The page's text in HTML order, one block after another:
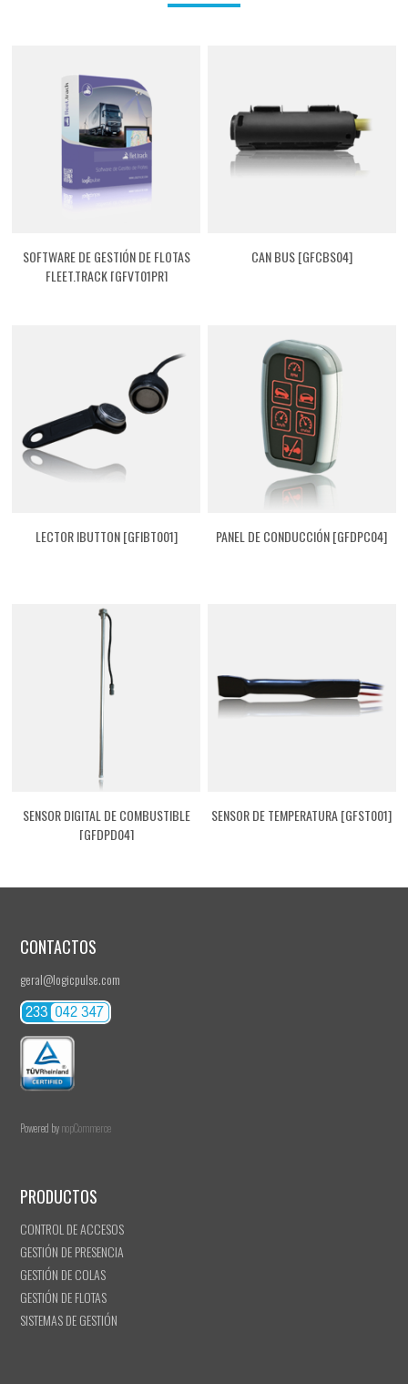
SOFTWARE DE GESTIÓN DE FLOTAS
FLEET.TRACK [GFVT01PR]
CAN BUS [GFCBS04]
LECTOR IBUTTON [GFIBT001] PANEL DE CONDUCCIÓN [GFDPC04]
SENSOR DIGITAL DE COMBUSTIBLE
[GFDPD04]
SENSOR DE TEMPERATURA [GFST001]
CONTACTOS
geral@logicpulse.com
Powered bynopCommerce
PRODUCTOS
CONTROL DE ACCESOS
GESTIÓN DE PRESENCIA
GESTIÓN DE COLAS
GESTIÓN DE FLOTAS
SISTEMAS DE GESTIÓN